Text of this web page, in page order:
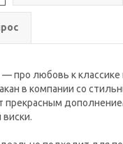
про любовь к классике
в компании со
прекрасным